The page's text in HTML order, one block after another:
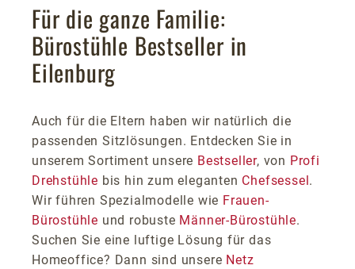
Für die ganze Familie:
Bürostühle Bestseller in
Eilenburg
Auch für die Eltern haben wir natürlich die
passenden Sitzlösungen. Entdecken Sie in
unserem Sortiment unsere Bestseller, von Profi
Drehstühle bis hin zum eleganten Chefsessel .
Wir führen Spezialmodelle wie Frauen-
Bürostühle und robuste Männer-Bürostühle.
Suchen Sie eine luftige Lösung für das
Homeoffice? Dann sind unsere Netz